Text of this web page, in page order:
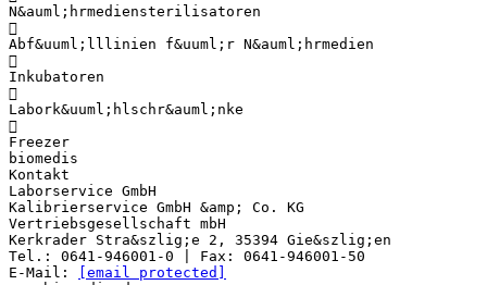
N&auml;hrmediensterilisatoren

Abf&uuml;lllinien f&uuml;r N&auml;hrmedien

Inkubatoren

Labork&uuml;hlschr&auml;nke

Freezer
biomedis
Kontakt
Laborservice GmbH
Kalibrierservice GmbH &amp; Co. KG
Vertriebsgesellschaft mbH
Kerkrader Stra&szlig;e 2, 35394 Gie&szlig;en
Tel.: 0641-946001-0 | Fax: 0641-946001-50
E-Mail:
[email protected]